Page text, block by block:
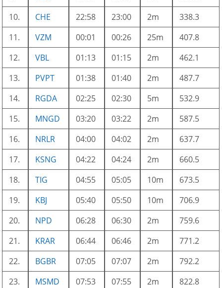
10.
CHE 22:58 23:00 2m
338.3
11.
VZM 00:01 00:26 25m
407.8
12.
VBL 01:13 01:15 2m
462.1
13.
PVPT 01:38 01:40 2m
487.7
14.
RGDA 02:25 02:30 5m
532.9
15.
MNGD 03:20 03:22 2m
587.5
16.
NRLR 04:00 04:02 2m
637.7
17.
KSNG 04:22 04:24 2m
660.5
18.
TIG 04:55 05:05 10m
673.5
19.
KBJ 05:40 05:50 10m
706.9
20.
NPD 06:28 06:30 2m
759.6
21.
KRAR 06:44 06:46 2m
771.2
22.
BGBR 07:05 07:07 2m
792.2
23.
MSMD 07:53 07:55 2m
822.8